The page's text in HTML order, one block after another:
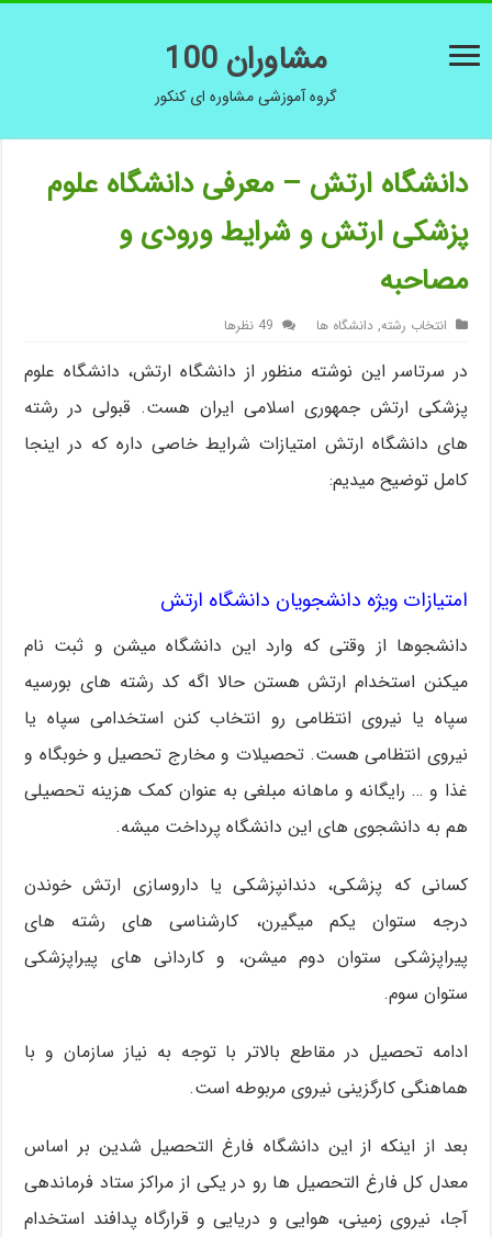
مشاوران 100
گروه آموزشی مشاوره ای کنکور
دانشگاه ارتش – معرفی دانشگاه علوم
پزشکی ارتش و شرایط ورودی و
مصاحبه
انتخاب رشته,دانشگاه ها 49 نظرها
در سرتاسر این نوشته منظور از دانشگاه ارتش، دانشگاه علوم
پزشکی ارتش جمهوری اسلامی ایران هست. قبولی در رشته
های دانشگاه ارتش امتیازات شرایط خاصی داره که در اینجا
کامل توضیح میدیم:
امتیازات ویژه دانشجویان دانشگاه ارتش
دانشجوها از وقتی که وارد این دانشگاه میشن و ثبت نام
میکنن استخدام ارتش هستن حالا اگه کد رشته های بورسیه
سپاه یا نیروی انتظامی رو انتخاب کنن استخدامی سپاه یا
نیروی انتظامی هست. تحصیلات و مخارج تحصیل و خوبگاه و
غذا و … رایگانه و ماهانه مبلغی به عنوان کمک هزینه تحصیلی
هم به دانشجوی های این دانشگاه پرداخت میشه.
کسانی که پزشکی، دندانپزشکی یا داروسازی ارتش خوندن
درجه ستوان یکم میگیرن، کارشناسی های رشته های
پیراپزشکی ستوان دوم میشن، و کاردانی های پیراپزشکی
ستوان سوم.
ادامه تحصیل در مقاطع بالاتر با توجه به نیاز سازمان و با
هماهنگی کارگزینی نیروی مربوطه است.
بعد از اینکه از این دانشگاه فارغ التحصیل شدین بر اساس
معدل کل فارغ التحصیل ها رو در یکی از مراکز ستاد فرماندهی
آجا، نیروی زمینی، هوایی و دریایی و قرارگاه پدافند استخدام